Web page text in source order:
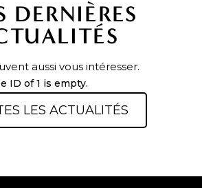
DERNIÈRES
aussi vous intéresser.
ID of 1 is empty.
LES ACTUALITÉS